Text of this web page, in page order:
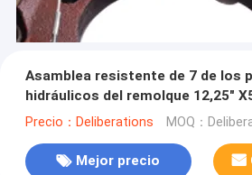
Asamblea resistente de 7 de los
hidráulicos del remolque 12,25"
Precio：Deliberations MOQ：
Mejor precio